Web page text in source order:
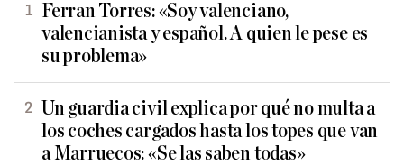
Ferran Torres: «Soy valenciano,
valencianista y español. A quien le pese es
su problema»
Un guardia civil explica por qué no multa a
los coches cargados hasta los topes que van
a Marruecos: «Se las saben todas»